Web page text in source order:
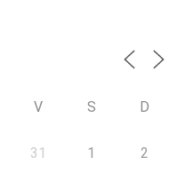
V S D
31 1 2